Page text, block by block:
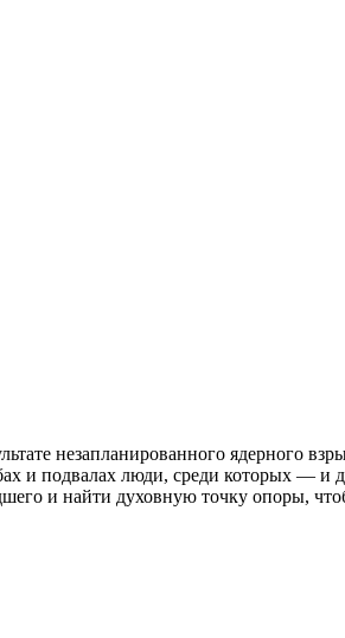
незапланированного ядерного
и подвалах люди, среди которых — и
и найти духовную точку опоры,